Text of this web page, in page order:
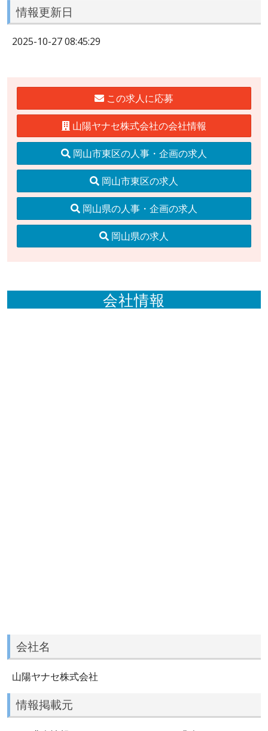
情報更新日
2025-10-27 08:45:29
この求人に応募
山陽ヤナセ株式会社の会社情報
岡山市東区の人事・企画の求人
岡山市東区の求人
岡山県の人事・企画の求人
岡山県の求人
会社情報
会社名
山陽ヤナセ株式会社
情報掲載元